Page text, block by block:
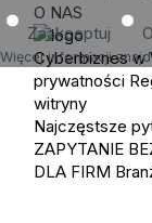
Zaakceptuj
Więcej informacji
O NAS
Cyberbiznes w
prywatności
witryny
Najczęstsze
ZAPYTANIE
DLA FIRM